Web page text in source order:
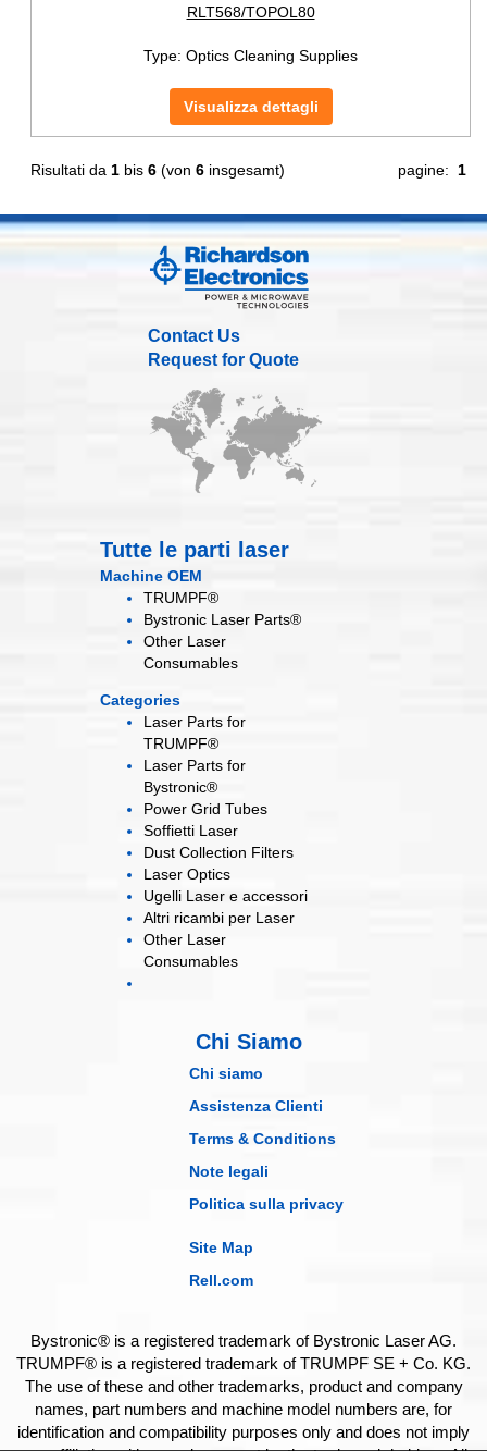
RLT568/TOPOL80
Type: Optics Cleaning Supplies
Visualizza dettagli
pagine: 1
Risultati da 1 bis 6 (von 6 insgesamt)
Contact Us
Request for Quote
Tutte le parti laser
Machine OEM
TRUMPF®
Bystronic Laser Parts®
Other Laser
Consumables
Categories
Laser Parts for
TRUMPF®
Laser Parts for
Bystronic®
Power Grid Tubes
Soffietti Laser
Dust Collection Filters
Laser Optics
Ugelli Laser e accessori
Altri ricambi per Laser
Other Laser
Consumables
Chi Siamo
Chi siamo
Assistenza Clienti
Terms & Conditions
Note legali
Politica sulla privacy
Site Map
Rell.com
Bystronic® is a registered trademark of Bystronic Laser AG.
TRUMPF® is a registered trademark of TRUMPF SE + Co. KG.
The use of these and other trademarks, product and company
names, part numbers and machine model numbers are, for
identification and compatibility purposes only and does not imply